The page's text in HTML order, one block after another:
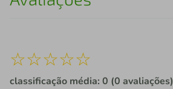
☆☆☆☆☆
classificação média: 0 (0 avaliações)